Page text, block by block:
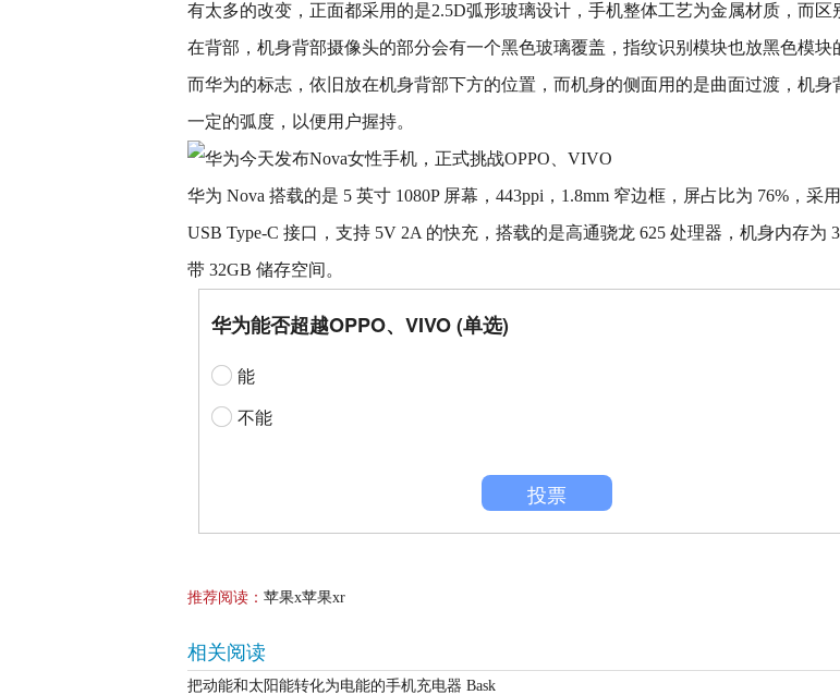
有太多的改变，正面都采用的是2.5D弧形玻璃设计，手机整体工艺为金属材质，而区
在背部，机身背部摄像头的部分会有一个黑色玻璃覆盖，指纹识别模块也放黑色模块
而华为的标志，依旧放在机身背部下方的位置，而机身的侧面用的是曲面过渡，机身
一定的弧度，以便用户握持。
华为 Nova 搭载的是 5 英寸 1080P 屏幕，443ppi，1.8mm 窄边框，屏占比为 76%，采
USB Type-C 接口，支持 5V 2A 的快充，搭载的是高通骁龙 625 处理器，机身内存为
带 32GB 储存空间。
华为能否超越OPPO、VIVO (单选)
能
不能
投票
推荐阅读： 苹果x苹果xr
相关阅读
把动能和太阳能转化为电能的手机充电器 Bask